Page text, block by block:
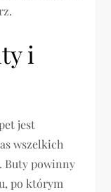
i
jest
wszelkich
Buty powinny
po którym